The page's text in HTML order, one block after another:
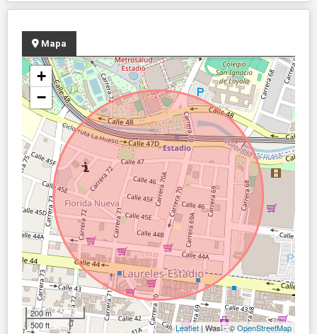
Mapa
+
−
200 m
500 ft
Leaflet| Wasi - ©OpenStreetMap